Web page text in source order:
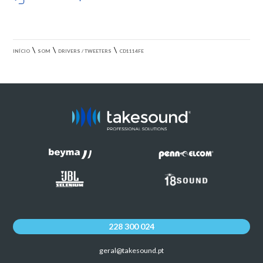
INÍCIO \ SOM \ DRIVERS / TWEETERS \ CD1114FE
228 300 024
geral@takesound.pt